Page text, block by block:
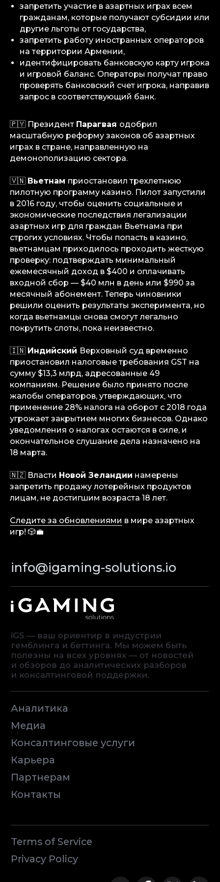
запретить участие в азартных играх всем
гражданам, которые получают субсидии или
другие льготы от государства,
запретить работу иностранных операторов
на территории Армении,
идентифицировать банковскую карту игрока
и игровой баланс. Операторы получат право
проверять банковский счет игрока, направив
запрос в соответствующий банк.
🇵🇾 Президент Парагвая одобрил
масштабную реформу законов об азартных
играх в стране, направленную на
демонополизацию сектора.
🇻🇳 Вьетнам приостановил трехлетнюю
пилотную программу казино. Пилот запустили
в 2016 году, чтобы оценить социальные и
экономические последствия легализации
азартных игр для граждан Вьетнама при
строгих условиях. Чтобы попасть в казино,
вьетнамцам приходилось проходить жесткую
проверку: подтверждать минимальный
ежемесячный доход в $400 и оплачивать
входной сбор — $40 млн в день или $990 за
месячный абонемент. Теперь чиновники
решили оценить результаты эксперимента, но
когда вьетнамцы снова смогут легально
покрутить слоты, пока неизвестно.
🇮🇳 Индийский Верховный суд временно
приостановил налоговые требования GST на
сумму $13,3 млрд, адресованные 49
компаниям. Решение было принято после
жалобы операторов, утверждающих, что
применение 28% налога на оборот с 2018 года
угрожает закрытием многих бизнесов. Однако
уведомления о налогах остаются в силе, и
окончательное слушание дела назначено на
18 марта.
🇳🇿 Власти Новой Зеландии намерены
запретить продажу лотерейных продуктов
лицам, не достигшим возраста 18 лет.
Следите за обновлениями в мире азартных
игр! 🎲💼
info@igaming-solutions.io
iGS — ваш ориентир в индустрии
и обзоров до аналитических разборов
и консалтинговой поддержки.
Аналитика
Консалтинговые услуги
Контакты
Terms of Service
Privacy Policy
Карьера
Партнерам